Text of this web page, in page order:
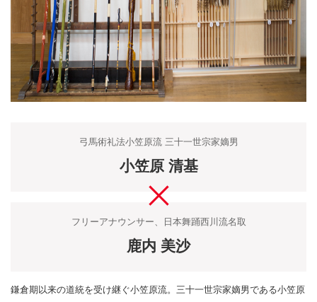
弓馬術礼法小笠原流 三十一世宗家嫡男
小笠原 清基
フリーアナウンサー、日本舞踊西川流名取
鹿内 美沙
鎌倉期以来の道統を受け継ぐ小笠原流。三十一世宗家嫡男である小笠原